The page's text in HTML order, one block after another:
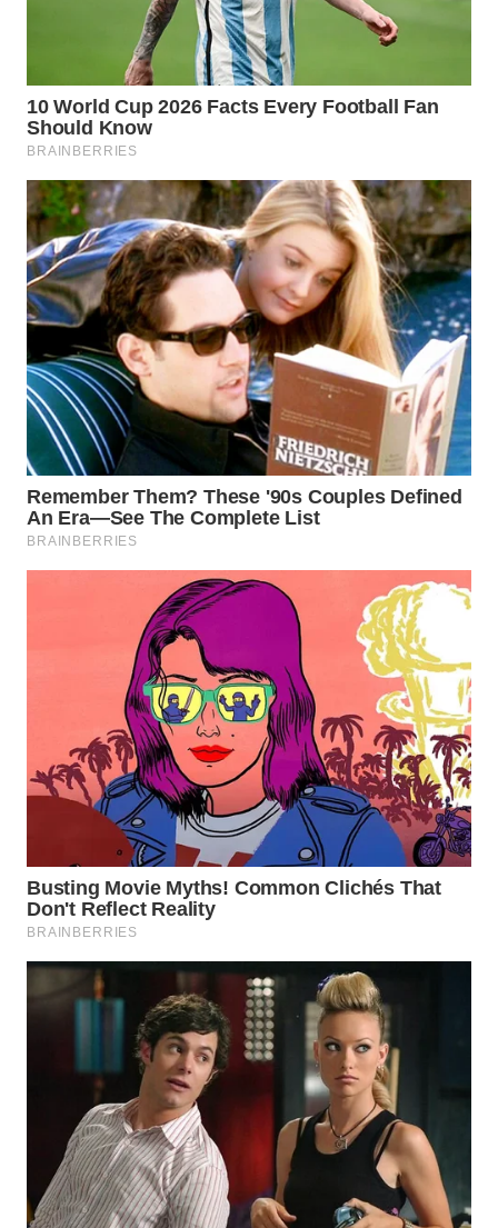
WN
KUNINGAN
WN
MAJALENGKA
WN
SUBANG
WN
SUKABUMI
WN
PURWAKARTA
WN
PRIANGAN
WN
BOROBUDUR
WN
MADURA
SURABAYA
BINTAN
WN
MANDALIKA